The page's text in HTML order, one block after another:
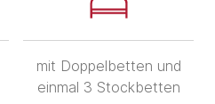
mit Doppelbetten und
einmal 3 Stockbetten